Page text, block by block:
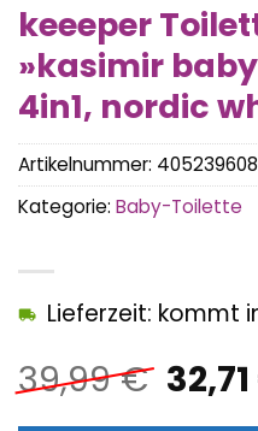
keeeper
»kasimir
4in1, nordic
39,99€
Preis
32,71
Lieferzeit: kommt
Artikelnummer:
Kategorie: Baby-Toilette